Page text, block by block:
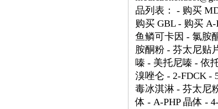
品列表： - 购买
购买 GBL - 购买
鱼鳞可卡因 - 氯胺
胺酮粉 - 芬太尼贴
嗪 - 美托尼嗪 - 依
溴唑仑 - 2-FDCK -
毒冰淇淋 - 芬太尼
体 - A-PHP 晶体 -